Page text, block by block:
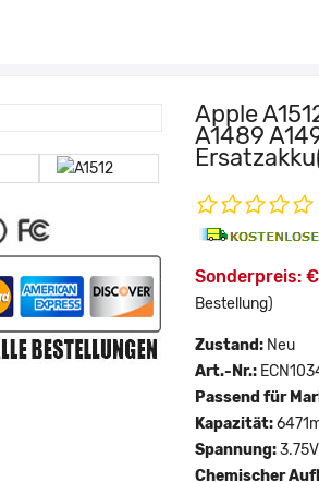
Apple
A1489
Sonderpreis:
Bestellung)
Zustand: Neu
Art.-Nr.:
Passend für
Kapazität:
Spannung:3.75V
Chemischer